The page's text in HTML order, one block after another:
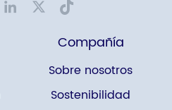
Compañía
Sobre nosotros
Sostenibilidad